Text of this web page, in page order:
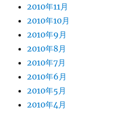
2010年11月
2010年10月
2010年9月
2010年8月
2010年7月
2010年6月
2010年5月
2010年4月